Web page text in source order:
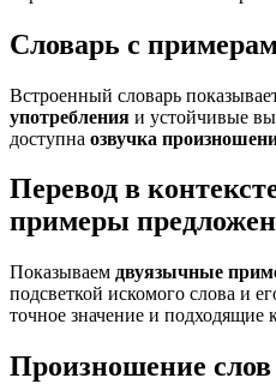
Словарь с
Встроенный словарь
употребления и устойчивые
доступна озвучка
Перевод в
примеры
Показываем двуязычные
подсветкой искомого слова и
точное значение и подходящие
Произношение слов